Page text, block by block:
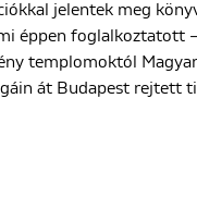
jelentek meg
éppen foglalkoztatott
templomoktól
át Budapest rejtett